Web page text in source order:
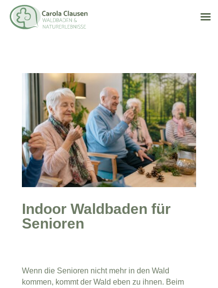
Indoor Waldbaden für
Senioren
Wenn die Senioren nicht mehr in den Wald
kommen, kommt der Wald eben zu ihnen. Beim